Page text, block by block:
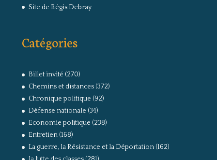
Site de Régis Debray
Catégories
Billet invité (270)
Chemins et distances(372)
Chronique politique (92)
Défense nationale (34)
Economie politique (238)
Entretien(168)
La guerre, la Résistance et la Déportation(162)